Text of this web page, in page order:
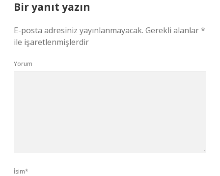
Bir yanıt yazın
E-posta adresiniz yayınlanmayacak. Gerekli alanlar*
ile işaretlenmişlerdir
Yorum
İsim*